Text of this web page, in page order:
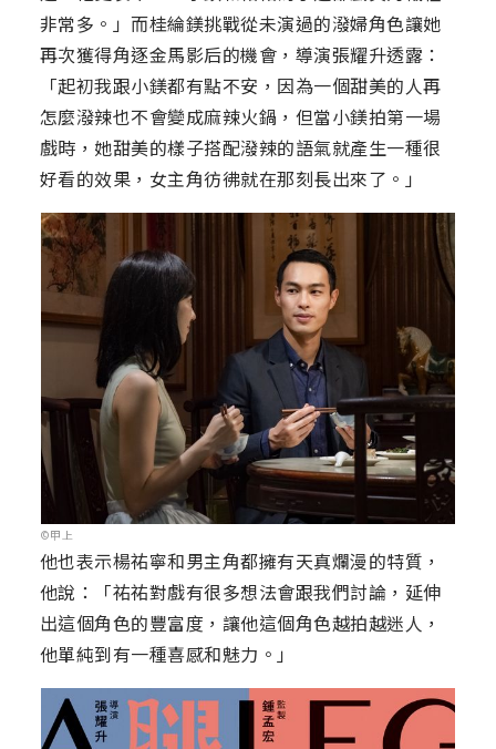
非常多。」而桂綸鎂挑戰從未演過的潑婦角色讓她
再次獲得角逐金馬影后的機會，導演張耀升透露：
「起初我跟小鎂都有點不安，因為一個甜美的人再
怎麼潑辣也不會變成麻辣火鍋，但當小鎂拍第一場
戲時，她甜美的樣子搭配潑辣的語氣就產生一種很
好看的效果，女主角彷彿就在那刻長出來了。」
©甲上
他也表示楊祐寧和男主角都擁有天真爛漫的特質，
他說：「祐祐對戲有很多想法會跟我們討論，延伸
出這個角色的豐富度，讓他這個角色越拍越迷人，
他單純到有一種喜感和魅力。」